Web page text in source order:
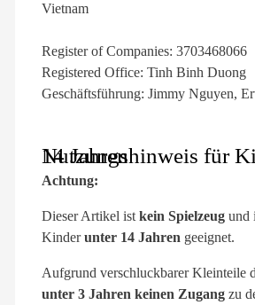
Vietnam
Register of Companies: 3703468066
Registered Office: Tinh Binh Duong
Geschäftsführung: Jimmy Nguyen,
Nutzungshinweis für Kinder unter 14 Jahren
Achtung:
Dieser Artikel ist kein Spielzeug und
Kinderunter 14 Jahren geeignet.
Aufgrund verschluckbarer Kleinteile
unter 3 Jahren keinen Zugang zu